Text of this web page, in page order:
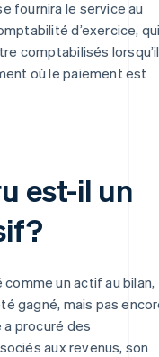
fournira le service au
d’exercice,
comptabilisés
où le paiement est
est-il un
un actif au bilan,
gagné, mais pas
a procuré des
aux revenus, son